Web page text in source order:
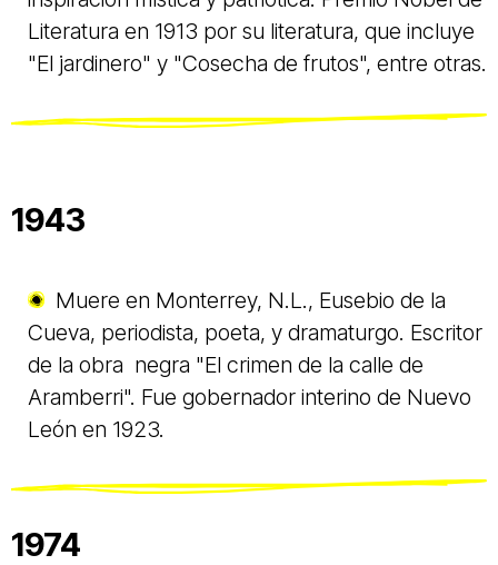
Literatura en 1913 por su literatura, que incluye
"El jardinero" y "Cosecha de frutos", entre otras.
1943
Muere en Monterrey, N.L., Eusebio de la
Cueva, periodista, poeta, y dramaturgo. Escritor
de la obra negra "El crimen de la calle de
Aramberri". Fue gobernador interino de Nuevo
León en 1923.
1974